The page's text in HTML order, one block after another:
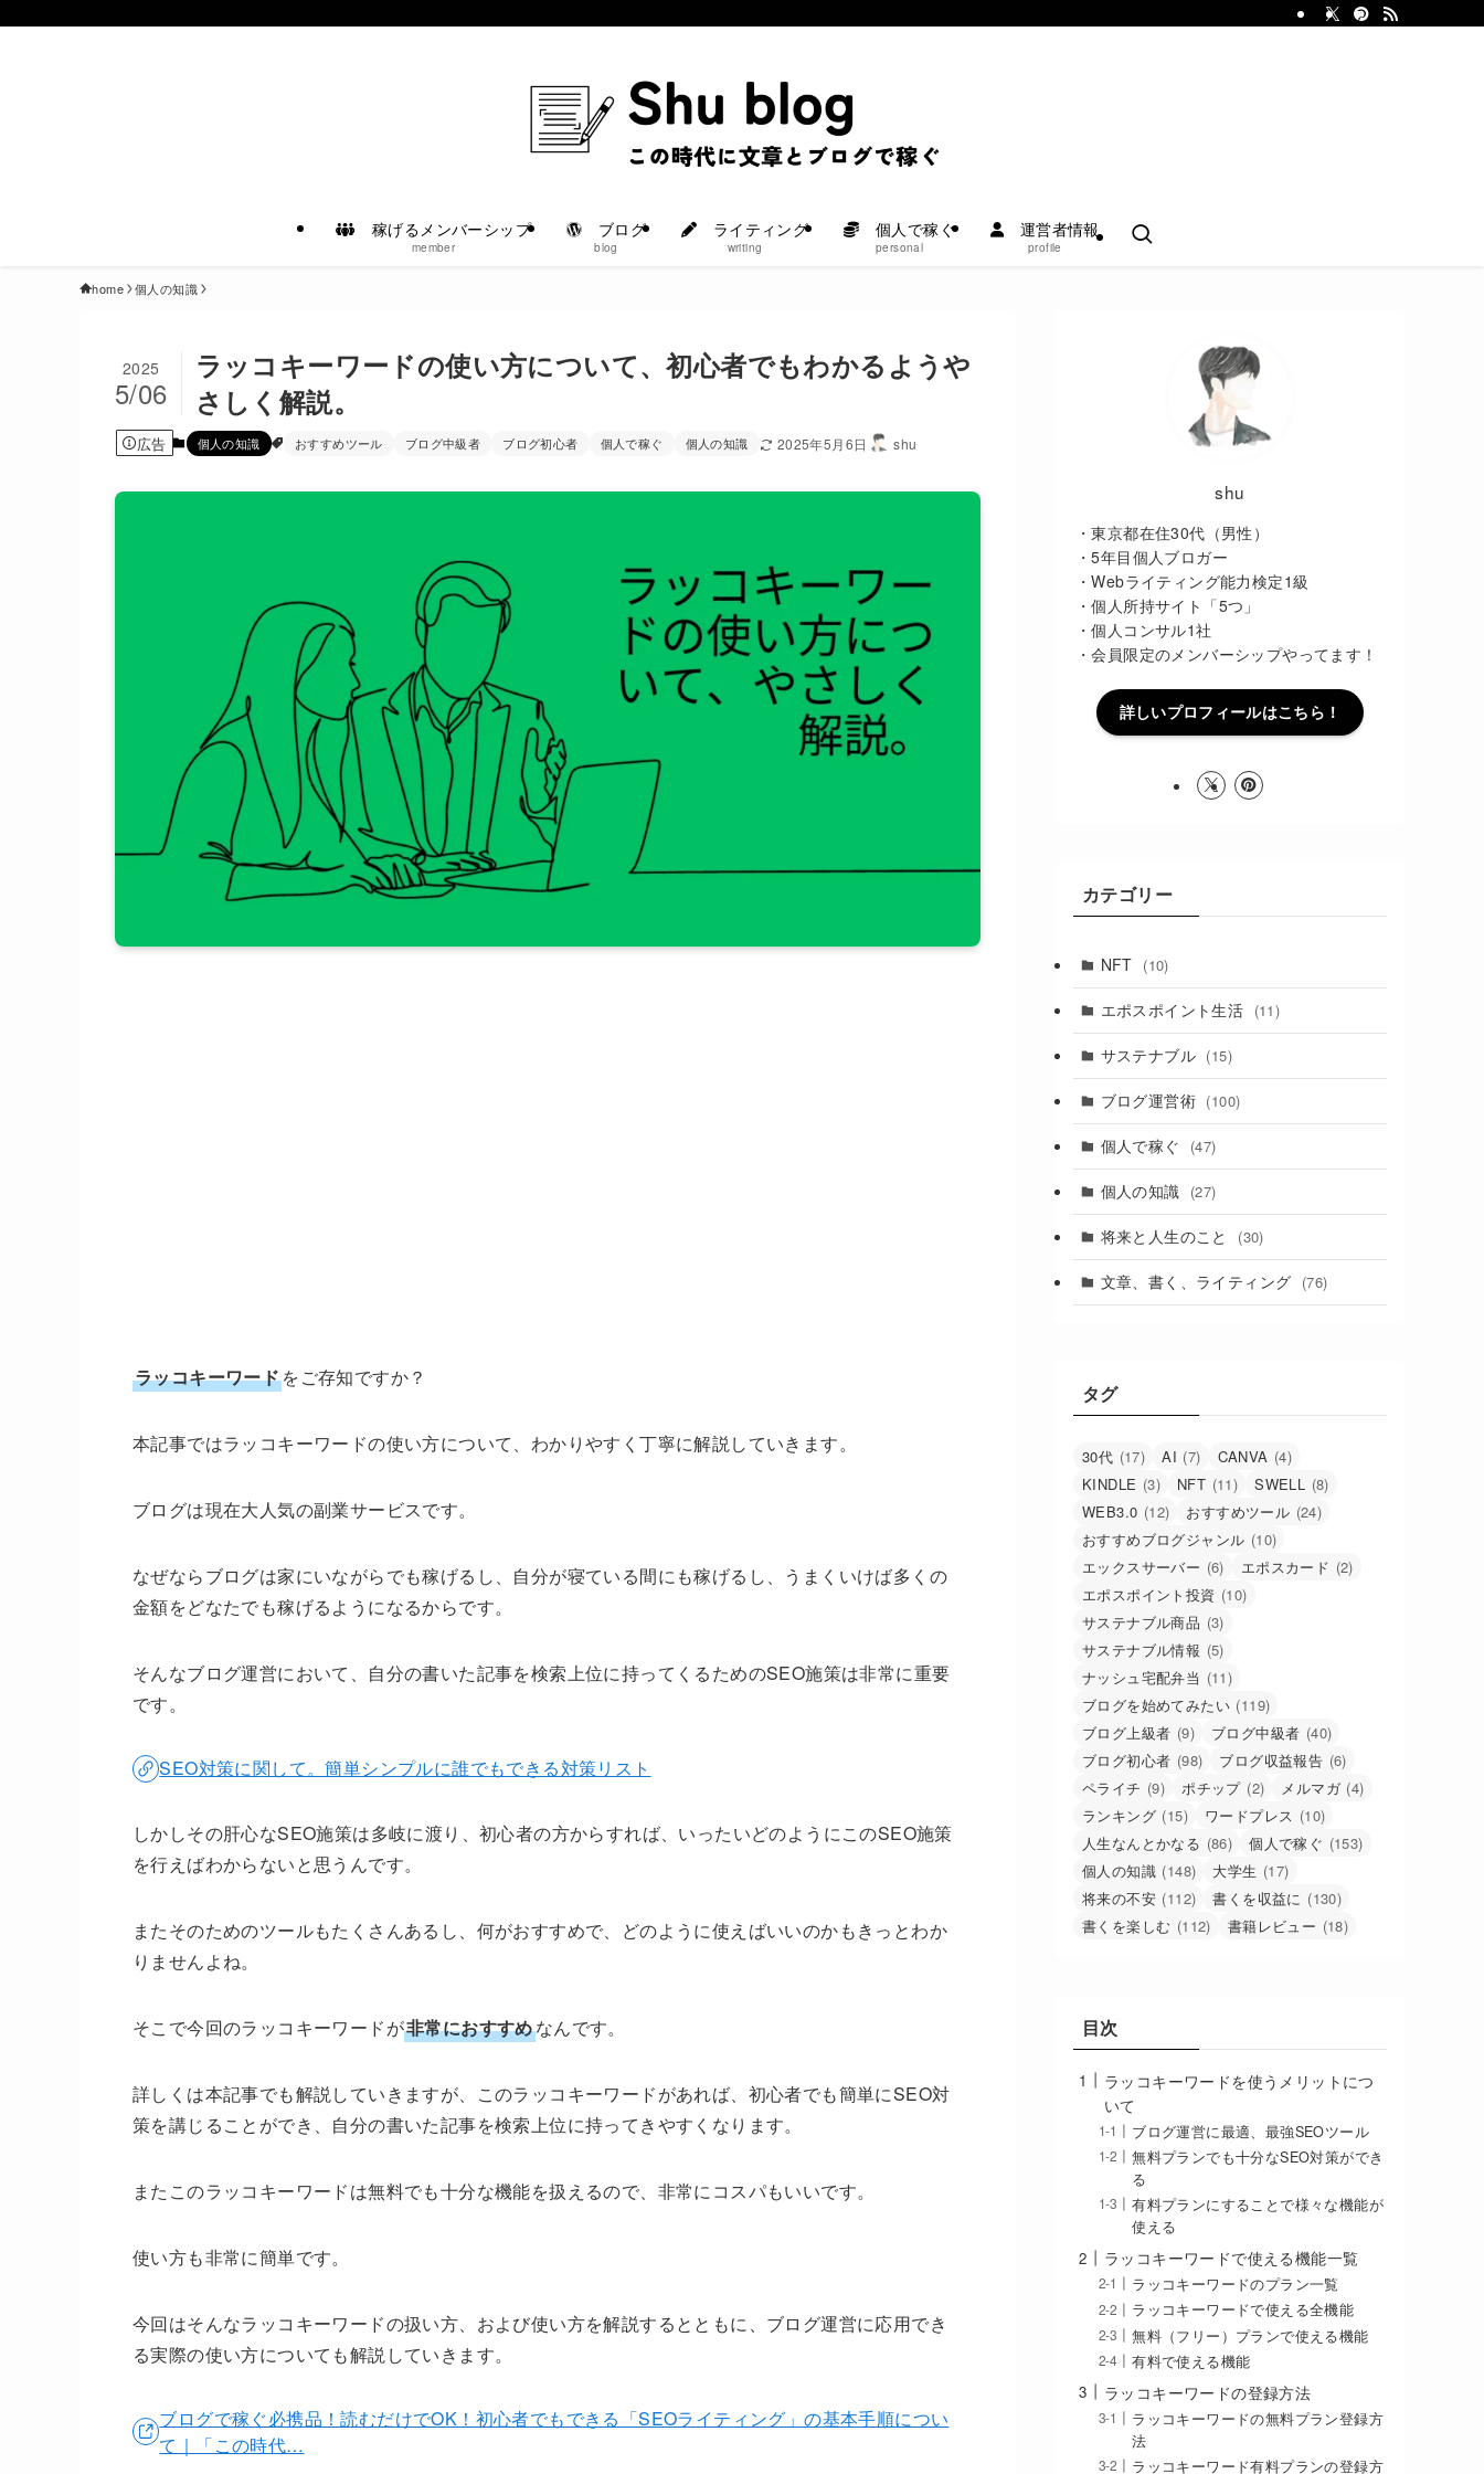
稼げるメンバーシップ
member
ブログ
blog
ライティング
writing
個人で稼ぐ
personal
運営者情報
profile
home 個人の知識
ラッコキーワードの使い方について、初心者でもわかるようや
さしく解説。
2025
5/06
広告 個人の知識 おすすめツール ブログ中級者 ブログ初心者 個人で稼ぐ 個人の知識 2025年5月6日 shu
ラッコキーワードをご存知ですか？
本記事ではラッコキーワードの使い方について、わかりやすく丁寧に解説していきます。
ブログは現在大人気の副業サービスです。
なぜならブログは家にいながらでも稼げるし、自分が寝ている間にも稼げるし、うまくいけば多くの
金額をどなたでも稼げるようになるからです。
そんなブログ運営において、自分の書いた記事を検索上位に持ってくるためのSEO施策は非常に重要
です。
SEO対策に関して。簡単シンプルに誰でもできる対策リスト
しかしその肝心なSEO施策は多岐に渡り、初心者の方からすれば、いったいどのようにこのSEO施策
を行えばわからないと思うんです。
またそのためのツールもたくさんあるし、何がおすすめで、どのように使えばいいのかもきっとわか
りませんよね。
そこで今回のラッコキーワードが非常におすすめなんです。
詳しくは本記事でも解説していきますが、このラッコキーワードがあれば、初心者でも簡単にSEO対
策を講じることができ、自分の書いた記事を検索上位に持ってきやすくなります。
またこのラッコキーワードは無料でも十分な機能を扱えるので、非常にコスパもいいです。
使い方も非常に簡単です。
今回はそんなラッコキーワードの扱い方、および使い方を解説するとともに、ブログ運営に応用でき
る実際の使い方についても解説していきます。
ブログで稼ぐ必携品！読むだけでOK！初心者でもできる「SEOライティング」の基本手順につい
て｜「この時代…
shu
・東京都在住30代（男性）
・5年目個人ブロガー
・Webライティング能力検定1級
・個人所持サイト「5つ」
・個人コンサル1社
・会員限定のメンバーシップやってます！
詳しいプロフィールはこちら！
カテゴリー
NFT (10)
エポスポイント生活 (11)
サステナブル (15)
ブログ運営術 (100)
個人で稼ぐ (47)
個人の知識 (27)
将来と人生のこと (30)
文章、書く、ライティング (76)
タグ
30代 (17) AI (7) CANVA (4)
KINDLE (3) NFT (11) SWELL (8)
WEB3.0 (12) おすすめツール (24)
おすすめブログジャンル (10)
エックスサーバー (6) エポスカード (2)
エポスポイント投資 (10)
サステナブル商品 (3)
サステナブル情報 (5)
ナッシュ宅配弁当 (11)
ブログを始めてみたい (119)
ブログ上級者 (9) ブログ中級者 (40)
ブログ初心者 (98) ブログ収益報告 (6)
ペライチ (9) ポチップ (2) メルマガ (4)
ランキング (15) ワードプレス (10)
人生なんとかなる (86) 個人で稼ぐ (153)
個人の知識 (148) 大学生 (17)
将来の不安 (112) 書くを収益に (130)
書くを楽しむ (112) 書籍レビュー (18)
目次
ラッコキーワードを使うメリットにつ
いて
ブログ運営に最適、最強SEOツール
無料プランでも十分なSEO対策ができ
る
有料プランにすることで様々な機能が
使える
ラッコキーワードで使える機能一覧
ラッコキーワードのプラン一覧
ラッコキーワードで使える全機能
無料（フリー）プランで使える機能
有料で使える機能
ラッコキーワードの登録方法
ラッコキーワードの無料プラン登録方
法
ラッコキーワード有料プランの登録方